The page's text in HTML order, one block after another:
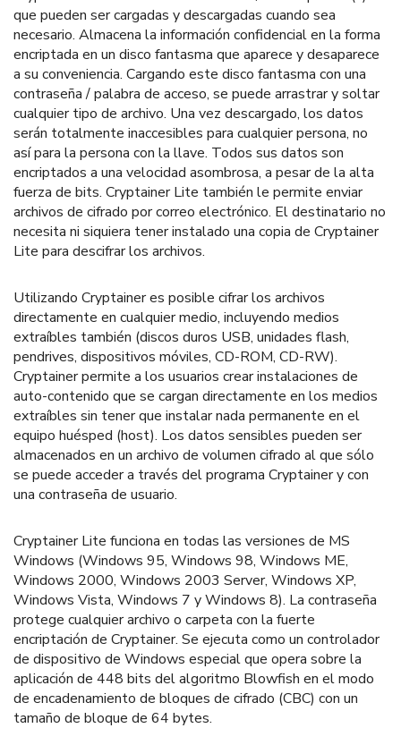
que pueden ser cargadas y descargadas cuando sea
necesario. Almacena la información confidencial en la forma
encriptada en un disco fantasma que aparece y desaparece
a su conveniencia. Cargando este disco fantasma con una
contraseña / palabra de acceso, se puede arrastrar y soltar
cualquier tipo de archivo. Una vez descargado, los datos
serán totalmente inaccesibles para cualquier persona, no
así para la persona con la llave. Todos sus datos son
encriptados a una velocidad asombrosa, a pesar de la alta
fuerza de bits. Cryptainer Lite también le permite enviar
archivos de cifrado por correo electrónico. El destinatario no
necesita ni siquiera tener instalado una copia de Cryptainer
Lite para descifrar los archivos.
Utilizando Cryptainer es posible cifrar los archivos
directamente en cualquier medio, incluyendo medios
extraíbles también (discos duros USB, unidades flash,
pendrives, dispositivos móviles, CD-ROM, CD-RW).
Cryptainer permite a los usuarios crear instalaciones de
auto-contenido que se cargan directamente en los medios
extraíbles sin tener que instalar nada permanente en el
equipo huésped (host). Los datos sensibles pueden ser
almacenados en un archivo de volumen cifrado al que sólo
se puede acceder a través del programa Cryptainer y con
una contraseña de usuario.
Cryptainer Lite funciona en todas las versiones de MS
Windows (Windows 95, Windows 98, Windows ME,
Windows 2000, Windows 2003 Server, Windows XP,
Windows Vista, Windows 7 y Windows 8). La contraseña
protege cualquier archivo o carpeta con la fuerte
encriptación de Cryptainer. Se ejecuta como un controlador
de dispositivo de Windows especial que opera sobre la
aplicación de 448 bits del algoritmo Blowfish en el modo
de encadenamiento de bloques de cifrado (CBC) con un
tamaño de bloque de 64 bytes.